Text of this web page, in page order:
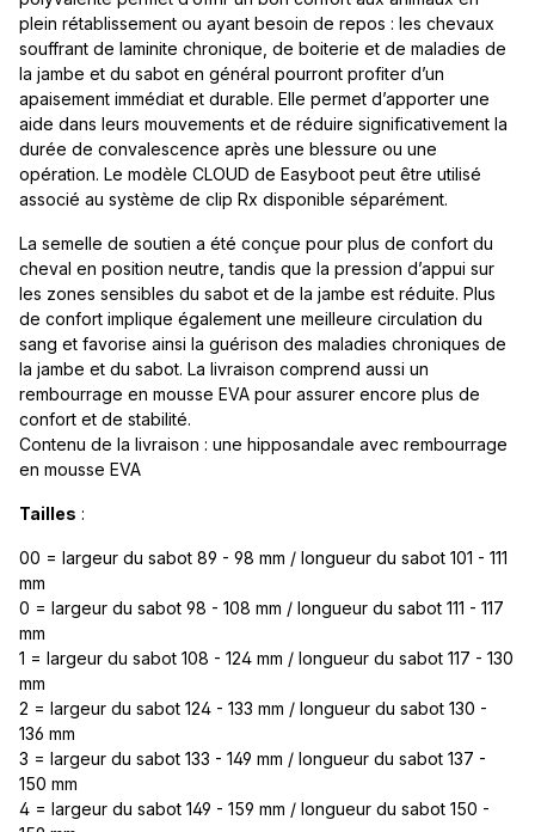
plein rétablissement ou ayant besoin de repos : les chevaux
souffrant de laminite chronique, de boiterie et de maladies de
la jambe et du sabot en général pourront profiter d’un
apaisement immédiat et durable. Elle permet d’apporter une
aide dans leurs mouvements et de réduire significativement la
durée de convalescence après une blessure ou une
opération. Le modèle CLOUD de Easyboot peut être utilisé
associé au système de clip Rx disponible séparément.
La semelle de soutien a été conçue pour plus de confort du
cheval en position neutre, tandis que la pression d’appui sur
les zones sensibles du sabot et de la jambe est réduite. Plus
de confort implique également une meilleure circulation du
sang et favorise ainsi la guérison des maladies chroniques de
la jambe et du sabot. La livraison comprend aussi un
rembourrage en mousse EVA pour assurer encore plus de
confort et de stabilité.
Contenu de la livraison : une hipposandale avec rembourrage
en mousse EVA
Tailles :
00 = largeur du sabot 89 - 98 mm / longueur du sabot 101 - 111
mm
0 = largeur du sabot 98 - 108 mm / longueur du sabot 111 - 117
mm
1 = largeur du sabot 108 - 124 mm / longueur du sabot 117 - 130
mm
2 = largeur du sabot 124 - 133 mm / longueur du sabot 130 -
136 mm
3 = largeur du sabot 133 - 149 mm / longueur du sabot 137 -
150 mm
4 = largeur du sabot 149 - 159 mm / longueur du sabot 150 -